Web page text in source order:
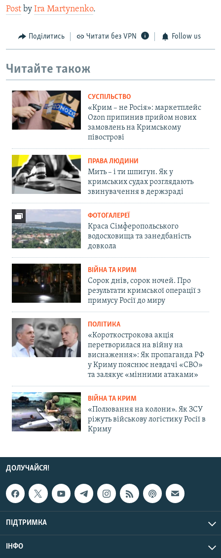
Post by Ira Martynenko.
Поділитись Читати без VPN Follow us
Читайте також
СУСПІЛЬСТВО
«Крим – не Росія»: маркетплейс
Ozon припинив прийом нових
замовлень на Кримському
півострові
ПРАВА ЛЮДИНИ
Мить – і ти шпигун. Як у
кримських судах розглядають
звинувачення в держзраді
ФОТОГАЛЕРЕЇ
Краса Сімферопольського
водосховища та занедбаність
довкола
ВІЙНА ТА КРИМ
Сорок днів, сорок ночей. Про
результати кримської операції з
примусу Росії до миру
ПОЛІТИКА
«Короткострокова акція
перетворилася на війну на
виснаження»: Як пропаганда РФ
у Криму пояснює невдачі «СВО»
та залякує «мінними атаками»
ВІЙНА ТА КРИМ
«Полювання на колони». Як ЗСУ
ріжуть військову логістику Росії в
Криму
ДОЛУЧАЙСЯ!
ПІДТРИМКА
ІНФО